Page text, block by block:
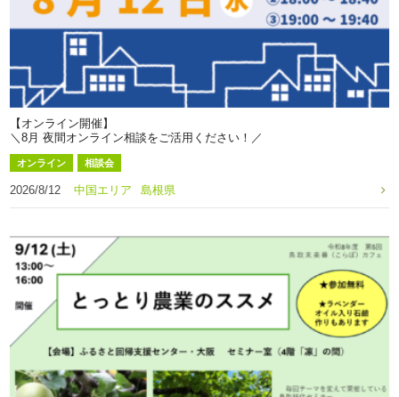
【オンライン開催】
＼8月 夜間オンライン相談をご活用ください！／
オンライン 相談会
2026/8/12 中国エリア 島根県